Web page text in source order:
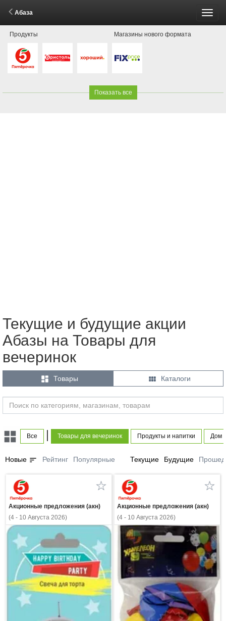
Абаза
Продукты Магазины нового формата
Показать все
Текущие и будущие акции
Абазы на Товары для
вечеринок
 Товары  Каталоги
Все Товары для вечеринок Продукты и напитки Дом
Новые sort Рейтинг Популярные Текущие Будущие
Акционные предложения (акн)
(4 - 10 Августа 2026)
Акционные предложения (акн)
(4 - 10 Августа 2026)